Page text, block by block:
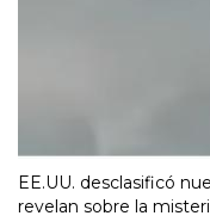
EE.UU. desclasificó
revelan sobre la